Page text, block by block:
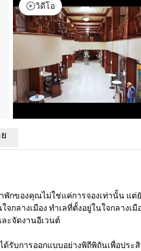
วิดีโอ
พักของคุณไม่ใช่แค่การจองเท่านั้น แ
างเมือง ทำเลที่ตั้งอยู่ในใจกลางเมื
ะจัดงานอีเวนต์
ด้รับการออกแบบอย่างพิถีพิถันเพื่อปร